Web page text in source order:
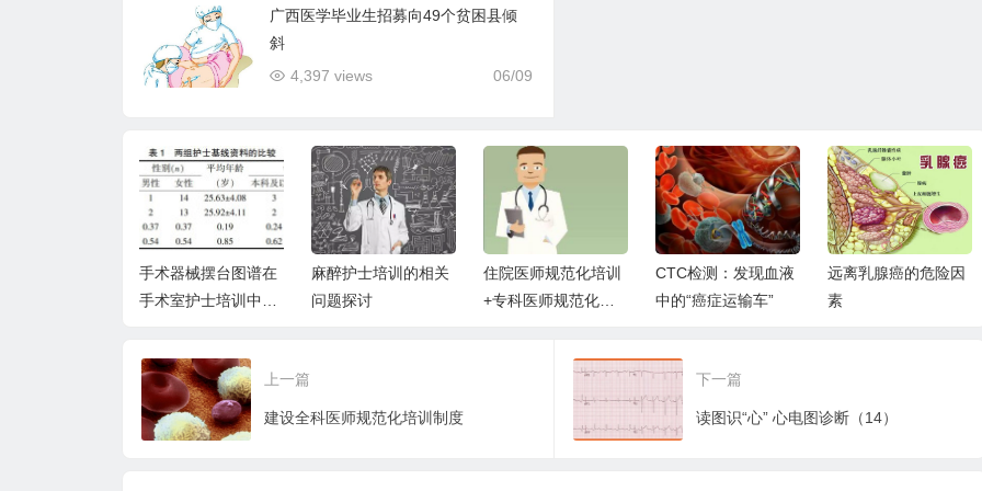
广西医学毕业生招募向49个贫困县倾
斜
06/09
4,397 views
手术器械摆台图谱在
手术室护士培训中的
麻醉护士培训的相关
问题探讨
住院医师规范化培训
+专科医师规范化培
CTC检测：发现血液
中的“癌症运输车”
远离乳腺癌的危险因
素
上一篇
建设全科医师规范化培训制度
下一篇
读图识“心” 心电图诊断（14）